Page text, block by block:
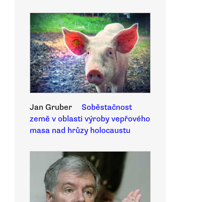
Jan Gruber
Soběstačnost
země v oblasti výroby vepřového
masa nad hrůzy holocaustu